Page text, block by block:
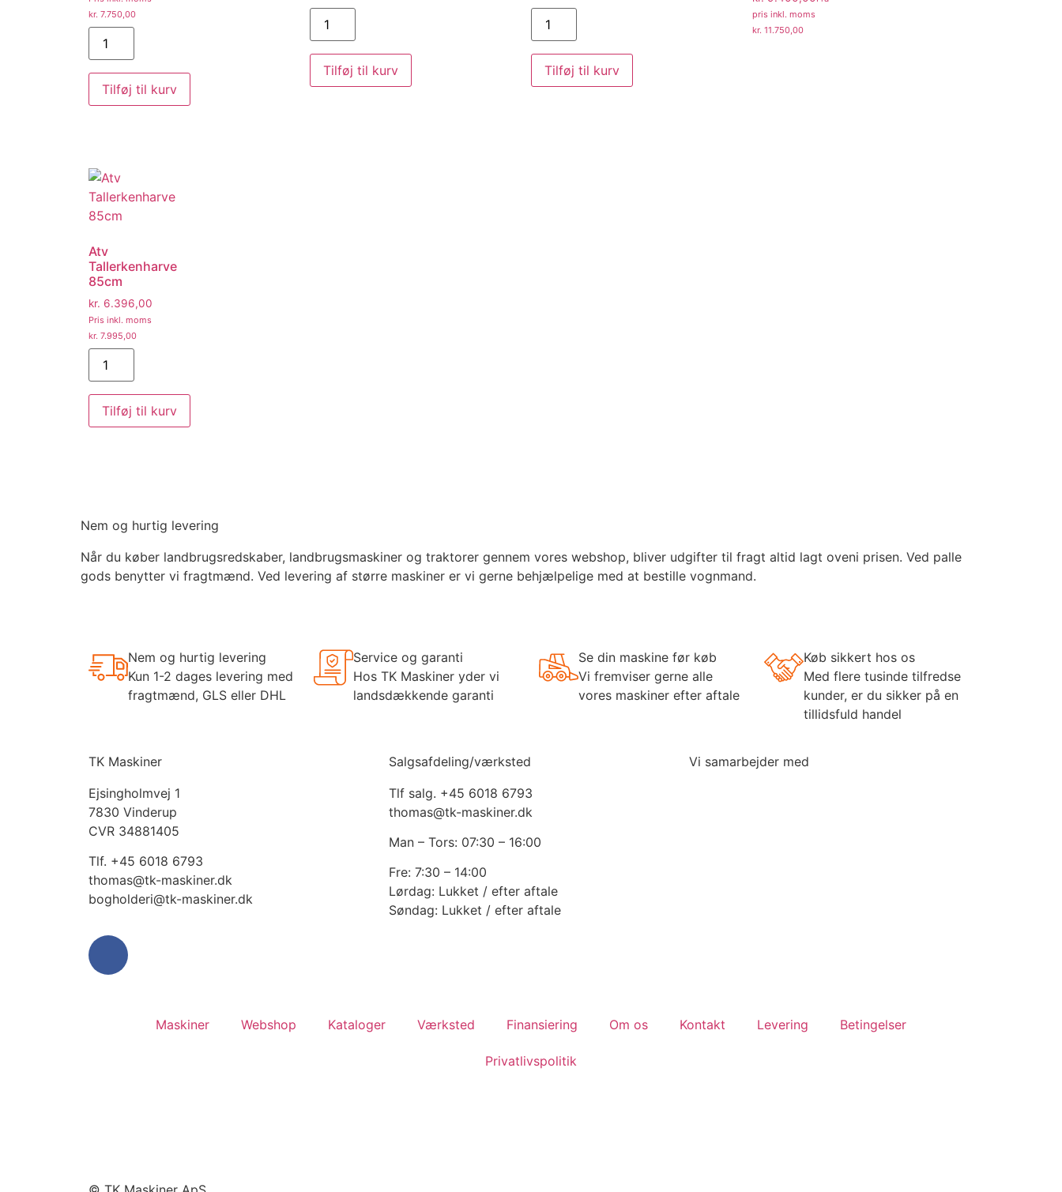
kr. 7.750,00
Tilføj til kurv
Tilføj til kurv Tilføj til kurv
pris inkl. moms
kr. 11.750,00
Atv
Tallerkenharve
85cm
kr. 6.396,00
Pris inkl. moms
kr. 7.995,00
Tilføj til kurv
Nem og hurtig levering
Når du køber landbrugsredskaber, landbrugsmaskiner og traktorer gennem vores webshop, bliver udgifter til fragt altid lagt oveni prisen. Ved palle
gods benytter vi fragtmænd. Ved levering af større maskiner er vi gerne behjælpelige med at bestille vognmand.
Nem og hurtig levering
Kun 1-2 dages levering med
fragtmænd, GLS eller DHL
Service og garanti
Hos TK Maskiner yder vi
landsdækkende garanti
Se din maskine før køb
Vi fremviser gerne alle
vores maskiner efter aftale
Køb sikkert hos os
Med flere tusinde tilfredse
kunder, er du sikker på en
tillidsfuld handel
TK Maskiner
Ejsingholmvej 1
7830 Vinderup
CVR 34881405
​Tlf. +45 6018 6793
thomas@tk-maskiner.dk
bogholderi@tk-maskiner.dk
Salgsafdeling/værksted
Tlf salg. +45 6018 6793
thomas@tk-maskiner.dk
Man – Tors: 07:30 – 16:00
Fre: 7:30 – 14:00
Lørdag: Lukket / efter aftale
Søndag: Lukket / efter aftale
Vi samarbejder med
Maskiner Webshop Kataloger Værksted Finansiering Om os Kontakt Levering Betingelser
Privatlivspolitik